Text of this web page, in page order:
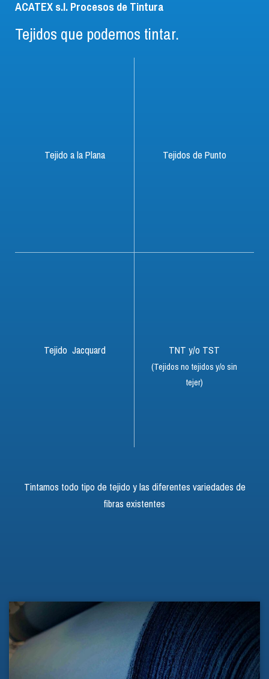
ACATEX s.l. Procesos de Tintura
Tejidos que podemos tintar.
Tejido a la Plana Tejidos de Punto
Tejido Jacquard TNT y/o TST
(Tejidos no tejidos y/o sin
tejer)
Tintamos todo tipo de tejido y las diferentes variedades de
fibras existentes